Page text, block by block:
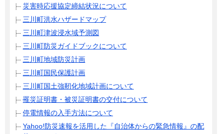
災害時応援協定締結状況について
三川町洪水ハザードマップ
三川町津波浸水域予測図
三川町防災ガイドブックについて
三川町地域防災計画
三川町国民保護計画
三川町国土強靭化地域計画について
罹災証明書・被災証明書の交付について
停電情報の入手方法について
Yahoo!防災速報を活用した『自治体からの緊急情報』の配